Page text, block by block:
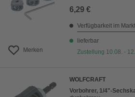
Merken
6,29 €
Verfügbarkeit im
lieferbar
Zustellung 10.08. -
WOLFCRAFT
Vorbohrer, 1/4"-